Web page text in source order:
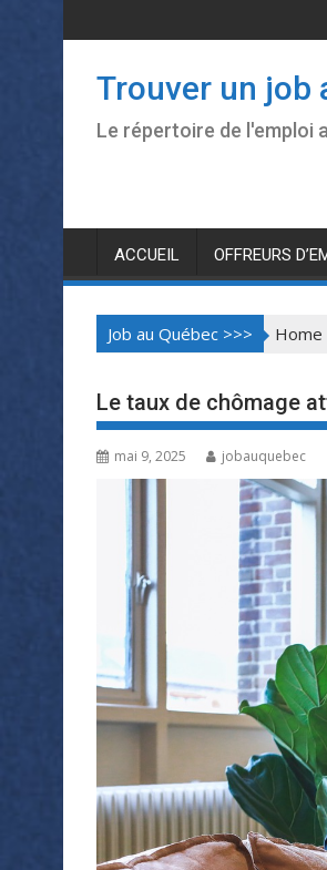
to
Trouver un job
Le répertoire de l'emploi
ACCUEIL OFFREURS
Job au Québec >>> Home
Le taux de chômage
mai 9, 2025 jobauquebec